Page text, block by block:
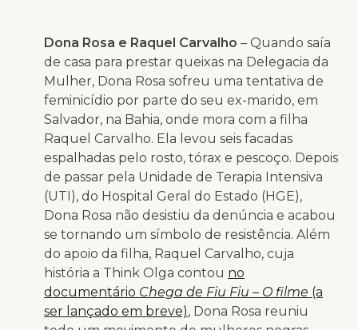
Dona Rosa e Raquel Carvalho – Quando saía
de casa para prestar queixas na Delegacia da
Mulher, Dona Rosa sofreu uma tentativa de
feminicídio por parte do seu ex-marido, em
Salvador, na Bahia, onde mora com a filha
Raquel Carvalho. Ela levou seis facadas
espalhadas pelo rosto, tórax e pescoço. Depois
de passar pela Unidade de Terapia Intensiva
(UTI), do Hospital Geral do Estado (HGE),
Dona Rosa não desistiu da denúncia e acabou
se tornando um símbolo de resistência. Além
do apoio da filha, Raquel Carvalho, cuja
história a Think Olga contou no
documentário Chega de Fiu Fiu – O filme (a
ser lançado em breve), Dona Rosa reuniu